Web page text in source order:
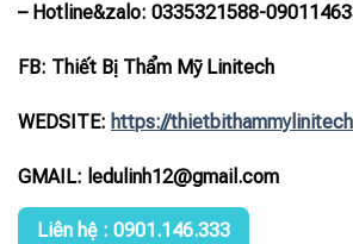
– Hotline&zalo: 0335321588-
FB: Thiết Bị Thẩm Mỹ Linitech
WEDSITE: https://
GMAIL: ledulinh12@gmail.com
Liên hệ : 0901.146.333